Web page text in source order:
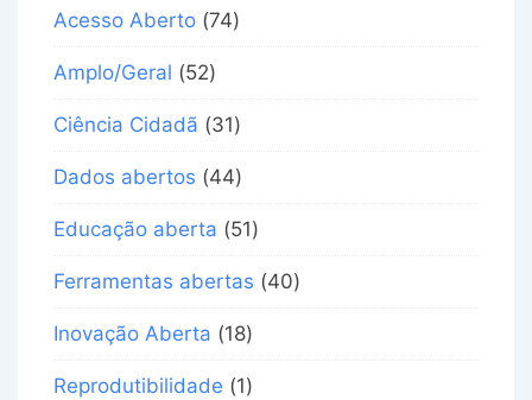
Acesso Aberto (74)
Amplo/Geral (52)
Ciência Cidadã (31)
Dados abertos (44)
Educação aberta (51)
Ferramentas abertas (40)
Inovação Aberta (18)
Reprodutibilidade (1)